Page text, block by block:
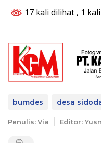
17 kali dilihat , 1
bumdes desa
Penulis: Via Editor: